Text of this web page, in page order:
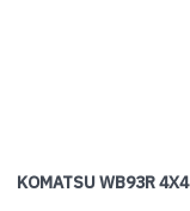
KOMATSU WB93R 4X4